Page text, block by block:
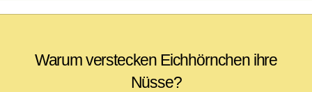
Warum verstecken Eichhörnchen ihre
Nüsse?